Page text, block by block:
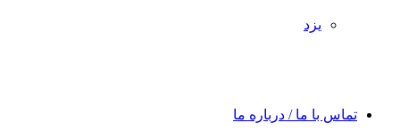
یزد
تماس با ما / درباره ما